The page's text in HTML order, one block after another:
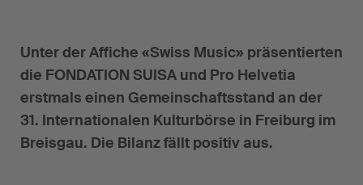
Unter der Affiche «Swiss Music» präsentierten
die FONDATION SUISA und Pro Helvetia
erstmals einen Gemeinschaftsstand an der
31. Internationalen Kulturbörse in Freiburg im
Breisgau. Die Bilanz fällt positiv aus.